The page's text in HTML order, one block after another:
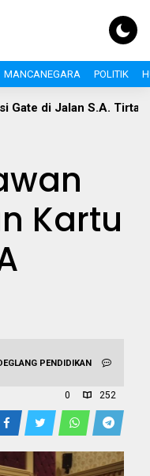
MANCANEGARA POLITIK
S.A. Tirtayasa
Kartu
PENDIDIKAN
0 252